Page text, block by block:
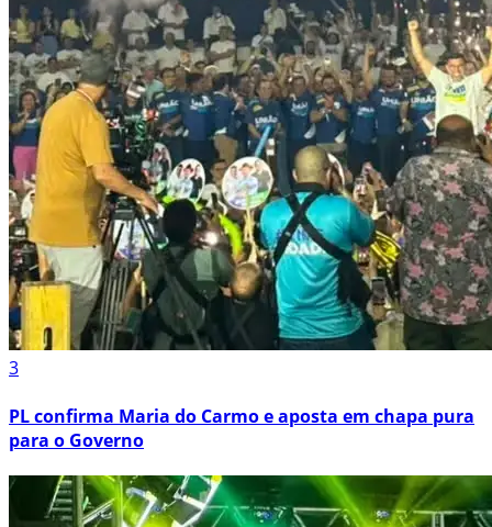
3
PL confirma Maria do Carmo e aposta em chapa pura
para o Governo